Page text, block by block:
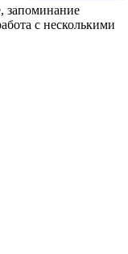
запоминание
с несколькими